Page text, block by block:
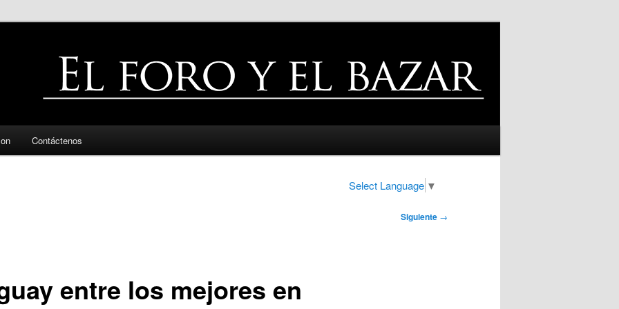
Contáctenos
Select Language ▼
Siguiente →
entre los mejores en